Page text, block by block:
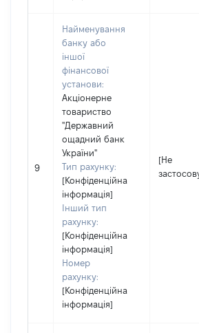
9
Найменування
банку або
іншої
фінансової
установи:
Акціонерне
товариство
"Державний
ощадний банк
України"
Тип рахунку:
[Конфіденційна
інформація]
Інший тип
рахунку:
[Конфіденційна
інформація]
Номер
рахунку:
[Конфіденційна
інформація]
[Не